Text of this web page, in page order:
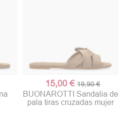
15,00 € 19,90 €
BUONAROTTI Sandalia de
pala tiras cruzadas mujer